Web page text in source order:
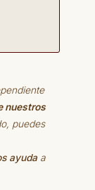
nuestros
puedes
ayudaa